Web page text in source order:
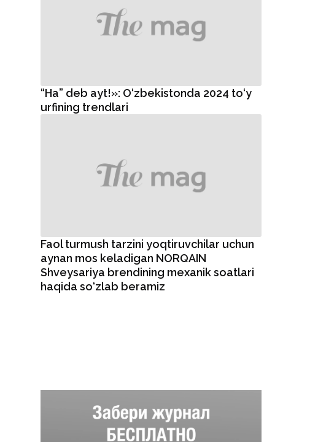
“Ha” deb ayt!»: O‘zbekistonda 2024 to‘y
urfining trendlari
Faol turmush tarzini yoqtiruvchilar uchun
aynan mos keladigan NORQAIN
Shveysariya brendining mexanik soatlari
haqida so‘zlab beramiz